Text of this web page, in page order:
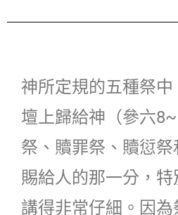
神所定規的五種祭
壇上歸給神（參六
祭、贖罪祭、贖愆
賜給人的那一分，
講得非常仔細。因